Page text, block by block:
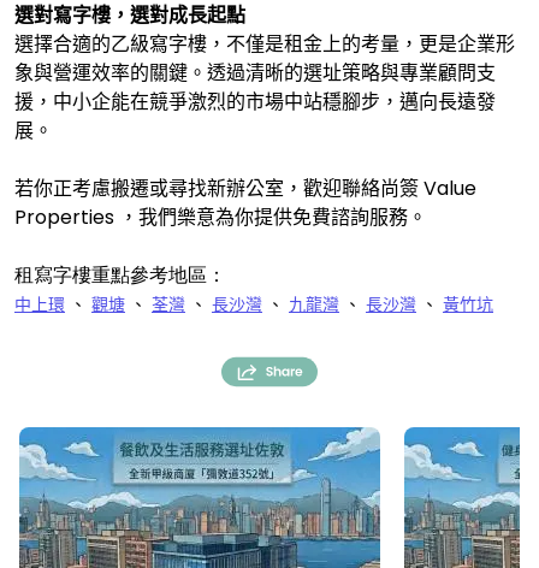
選對寫字樓，選對成長起點
選擇合適的乙級寫字樓，不僅是租金上的考量，更是企業形
象與營運效率的關鍵。透過清晰的選址策略與專業顧問支
援，中小企能在競爭激烈的市場中站穩腳步，邁向長遠發
展。
若你正考慮搬遷或尋找新辦公室，歡迎聯絡尚簽Value
Properties ，我們樂意為你提供免費諮詢服務。
租寫字樓重點參考地區：
中上環 、 觀塘 、 荃灣 、 長沙灣 、 九龍灣 、 長沙灣 、 黃竹坑